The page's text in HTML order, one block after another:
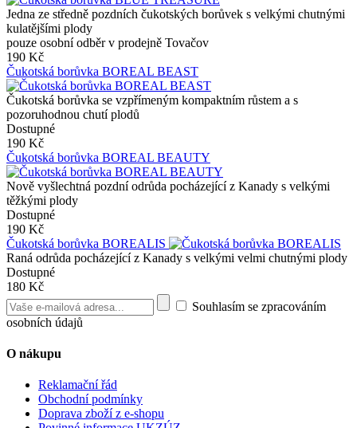
Jedna ze středně pozdních čukotských borůvek s velkými chutnými
kulatějšími plody
pouze osobní odběr v prodejně Tovačov
190 Kč
Čukotská borůvka BOREAL BEAST
Čukotská borůvka se vzpřímeným kompaktním růstem a s
pozoruhodnou chutí plodů
Dostupné
190 Kč
Čukotská borůvka BOREAL BEAUTY
Nově vyšlechtná pozdní odrůda pocházející z Kanady s velkými
těžkými plody
Dostupné
190 Kč
Čukotská borůvka BOREALIS
Raná odrůda pocházející z Kanady s velkými velmi chutnými plody
Dostupné
180 Kč
Souhlasím se zpracováním
osobních údajů
O nákupu
Reklamační řád
Obchodní podmínky
Doprava zboží z e-shopu